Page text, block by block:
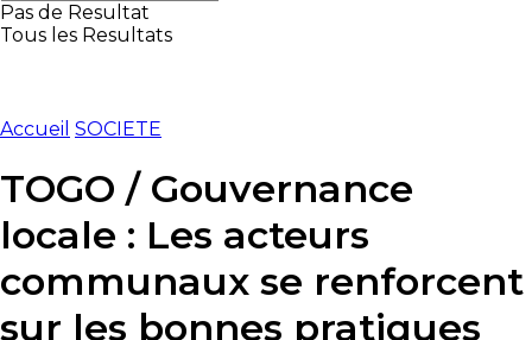
Pas de Resultat
Tous les Resultats
Accueil SOCIETE
TOGO / Gouvernance
locale : Les acteurs
communaux se renforcent
sur les bonnes pratiques